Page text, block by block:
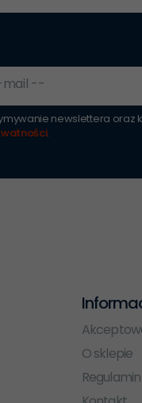
mail --
newslettera
.
O sklepie
Regulamin